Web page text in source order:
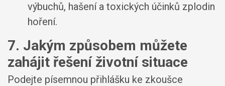
výbuchů, hašení a toxických účinků zplodin
hoření.
7. Jakým způsobem můžete
zahájit řešení životní situace
Podejte písemnou přihlášku ke zkoušce